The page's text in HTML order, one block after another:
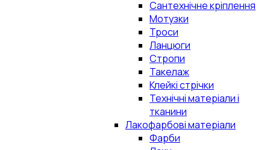
Сантехнічне кріплення
Мотузки
Троси
Ланцюги
Стропи
Такелаж
Клейкі стрічки
Технічні матеріали і
тканини
Лакофарбові матеріали
Фарби